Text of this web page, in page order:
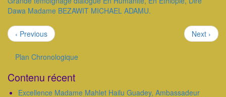
Dawa Madame BEZAWIT MICHAEL ADAMU.
Pagination
Page
précédente
‹ Previous
Page
suivante
Next ›
Plan Chronologique
Contenu récent
Excellence Madame Mahlet Hailu Guadey, Ambassadeur